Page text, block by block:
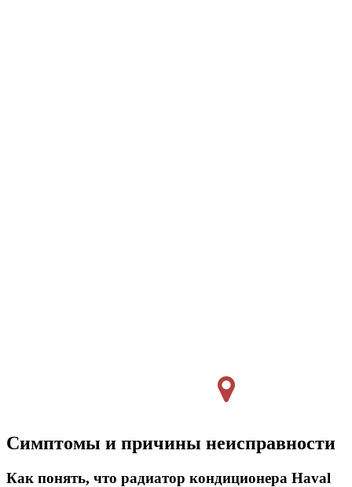
Симптомы и причины неисправности
Как понять, что радиатор кондиционера Haval